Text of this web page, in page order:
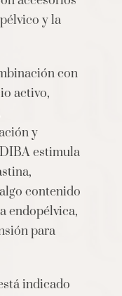
y la
con
activo,
y
estimula
contenido
endopélvica,
para
indicado